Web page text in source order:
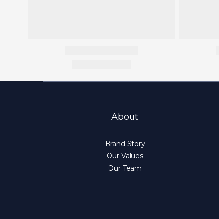
About
Brand Story
Our Values
Our Team